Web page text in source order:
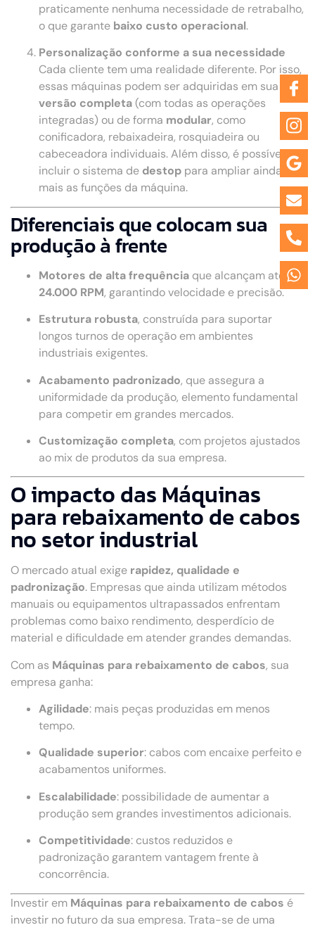
praticamente nenhuma necessidade de retrabalho,
o que garante baixo custo operacional.
Personalização conforme a sua necessidade
Cada cliente tem uma realidade diferente. Por isso,
essas máquinas podem ser adquiridas em sua
versão completa (com todas as operações
integradas) ou de forma modular, como
conificadora, rebaixadeira, rosquiadeira ou
cabeceadora individuais. Além disso, é possível
incluir o sistema de destop para ampliar ainda
mais as funções da máquina.
Diferenciais que colocam sua
produção à frente
Motores de alta frequência que alcançam até
24.000 RPM, garantindo velocidade e precisão.
Estrutura robusta, construída para suportar
longos turnos de operação em ambientes
industriais exigentes.
Acabamento padronizado, que assegura a
uniformidade da produção, elemento fundamental
para competir em grandes mercados.
Customização completa, com projetos ajustados
ao mix de produtos da sua empresa.
O impacto das Máquinas
para rebaixamento de cabos
no setor industrial
O mercado atual exige rapidez, qualidade e
padronização. Empresas que ainda utilizam métodos
manuais ou equipamentos ultrapassados enfrentam
problemas como baixo rendimento, desperdício de
material e dificuldade em atender grandes demandas.
Com as Máquinas para rebaixamento de cabos, sua
empresa ganha:
Agilidade: mais peças produzidas em menos
tempo.
Qualidade superior: cabos com encaixe perfeito e
acabamentos uniformes.
Escalabilidade: possibilidade de aumentar a
produção sem grandes investimentos adicionais.
Competitividade: custos reduzidos e
padronização garantem vantagem frente à
concorrência.
Investir em Máquinas para rebaixamento de cabos é
investir no futuro da sua empresa. Trata-se de uma